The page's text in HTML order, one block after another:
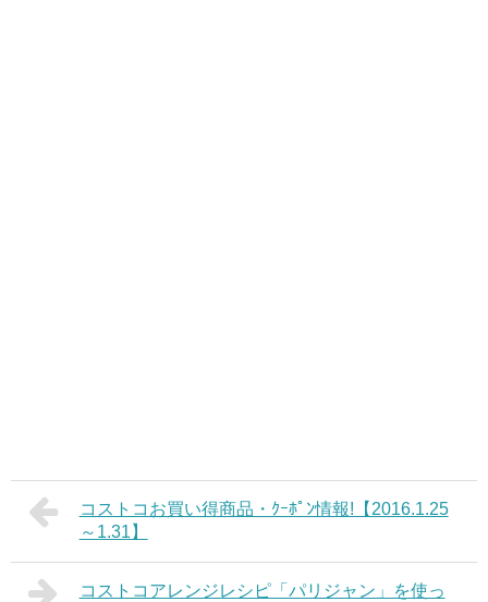
コストコお買い得商品・ｸｰﾎﾟﾝ情報!【2016.1.25
～1.31】
コストコアレンジレシピ「パリジャン」を使っ